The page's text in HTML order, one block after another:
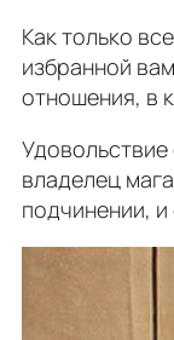
Как только
избранной
отношения, в
владелец
подчинении,